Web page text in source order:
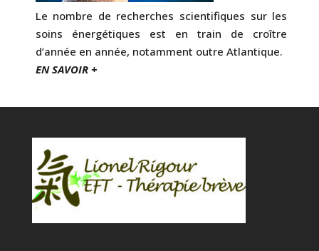
Le nombre de recherches scientifiques sur les
soins énergétiques est en train de croître
d’année en année, notamment outre Atlantique.
EN SAVOIR +